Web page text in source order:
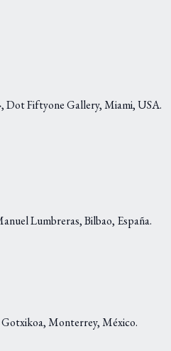
, Dot Fiftyone Gallery, Miami, USA.
Lumbreras, Bilbao, España.
Gotxikoa, Monterrey, México.